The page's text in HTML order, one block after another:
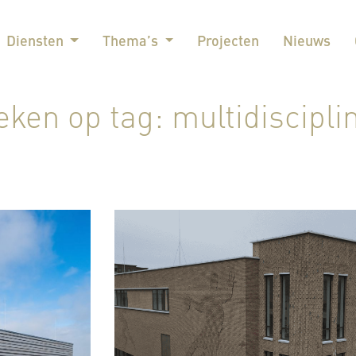
Diensten Thema’s Projecten Nieuws
op tag: